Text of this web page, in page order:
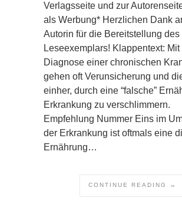
Verlagsseite und zur
als Werbung* Herzlichen Dank
Autorin für die Bereitstellung des
Leseexemplars! Klappentext: Mit
Diagnose einer chronischen
gehen oft Verunsicherung und
einher, durch eine “falsche”
Erkrankung zu verschlimmern.
Empfehlung Nummer Eins im
der Erkrankung ist oftmals eine
Ernährung…
CONTINUE READING →